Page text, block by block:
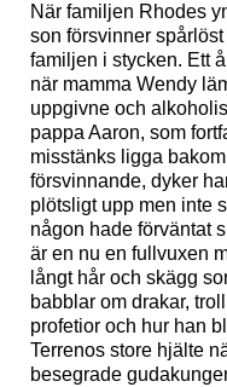
När familjen Rhodes
son försvinner
familjen i stycken. Ett
när mamma Wendy
uppgivne och
pappa Aaron, som
misstänks ligga
försvinnande, dyker
plötsligt upp men inte
någon hade förväntat
är en nu en fullvuxen
långt hår och skägg
babblar om drakar,
profetior och hur han
Terrenos store hjälte
besegrade